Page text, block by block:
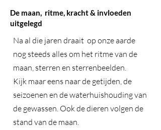
De maan, ritme, kracht & invloeden
uitgelegd
Na al die jaren draait op onze aarde
nog steeds alles om het ritme van de
maan, sterren en sterrenbeelden.
Kijk maar eens naar de getijden, de
seizoenen en de waterhuishouding van
de gewassen. Ook de dieren volgen de
stand van de maan.